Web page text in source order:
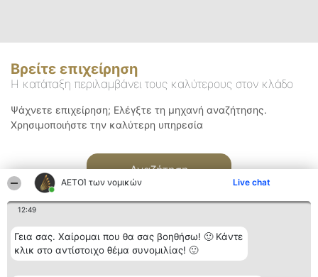
ΑΕΤΟΊ των νομικών Live chat
12:49
Γεια σας. Χαίρομαι που θα σας βοηθήσω! 🙂 Κάντε
κλικ στο αντίστοιχο θέμα συνομιλίας! 🙂
Βρείτε επιχείρηση
Η κατάταξη περιλαμβάνει τους καλύτερους στον κλάδο
Ψάχνετε επιχείρηση; Ελέγξτε τη μηχανή αναζήτησης.
Χρησιμοποιήστε την καλύτερη υπηρεσία
Αναζήτηση
Διοργανωτής της Κατάταξη Επικοινωνία